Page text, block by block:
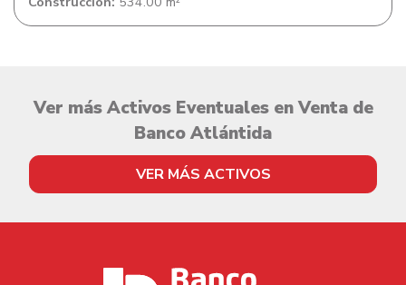
Ver más Activos Eventuales en Venta de
Banco Atlántida
VER MÁS ACTIVOS